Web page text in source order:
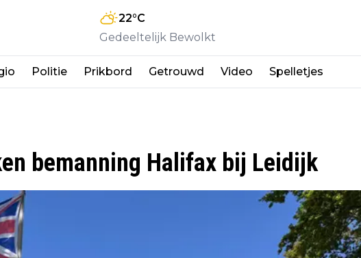
22°C
Gedeeltelijk Bewolkt
Politie Prikbord Getrouwd Video Spelletjes
bemanning Halifax bij Leidijk